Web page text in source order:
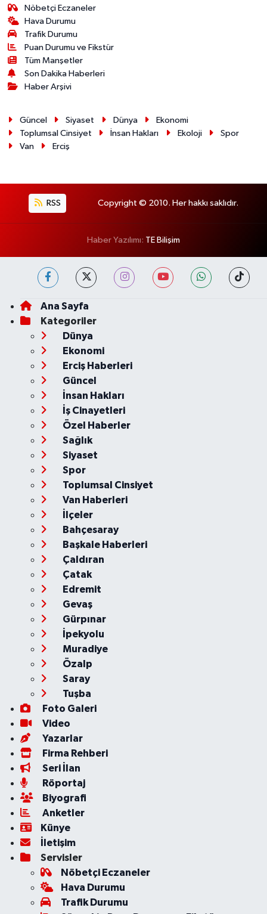
Nöbetçi Eczaneler
Hava Durumu
Trafik Durumu
Puan Durumu ve Fikstür
Tüm Manşetler
Son Dakika Haberleri
Haber Arşivi
Güncel Siyaset Dünya
Ekonomi
Toplumsal Cinsiyet
İnsan Hakları Ekoloji
Spor
Van
Erciş
RSS Copyright © 2010. Her hakkı saklıdır.
Haber Yazılımı: TE Bilişim
Ana Sayfa
Kategoriler
Dünya
Ekonomi
Erciş Haberleri
Güncel
İnsan Hakları
İş Cinayetleri
Özel Haberler
Sağlık
Siyaset
Spor
Toplumsal Cinsiyet
Van Haberleri
İlçeler
Bahçesaray
Başkale Haberleri
Çaldıran
Çatak
Edremit
Gevaş
Gürpınar
İpekyolu
Muradiye
Özalp
Saray
Tuşba
Foto Galeri
Video
Yazarlar
Firma Rehberi
Seri İlan
Röportaj
Biyografi
Anketler
Künye
İletişim
Servisler
Nöbetçi Eczaneler
Hava Durumu
Trafik Durumu